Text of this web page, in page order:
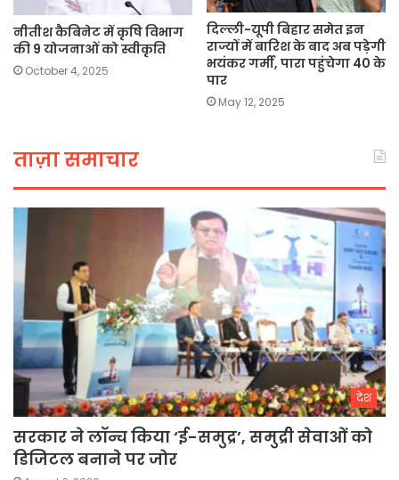
नीतीश कैबिनेट में कृषि विभाग
की 9 योजनाओं को स्वीकृति
October 4, 2025
दिल्ली-यूपी बिहार समेत इन
राज्यों में बारिश के बाद अब पड़ेगी
भयंकर गर्मी, पारा पहुंचेगा 40 के
पार
May 12, 2025
ताज़ा समाचार
देश
सरकार ने लॉन्च किया ‘ई-समुद्र’, समुद्री सेवाओं को
डिजिटल बनाने पर जोर